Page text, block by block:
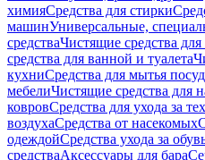
химияСредства для стирки
машинУниверсальные,
средстваЧистящие средства для
средства для ванной и туалета
кухниСредства для мытья
мебелиЧистящие средства для
ковровСредства для ухода за
воздухаСредства от насекомых
одеждойСредства ухода за
средстваАксессуары для бара